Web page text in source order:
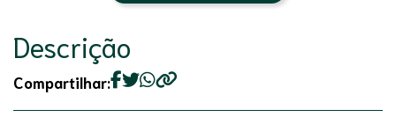
Descrição
Compartilhar: